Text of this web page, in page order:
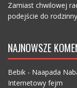
Zamiast chwilowej
podejście do
NAJNOWSZE
Bebik- Naapada
Internetowy fejm